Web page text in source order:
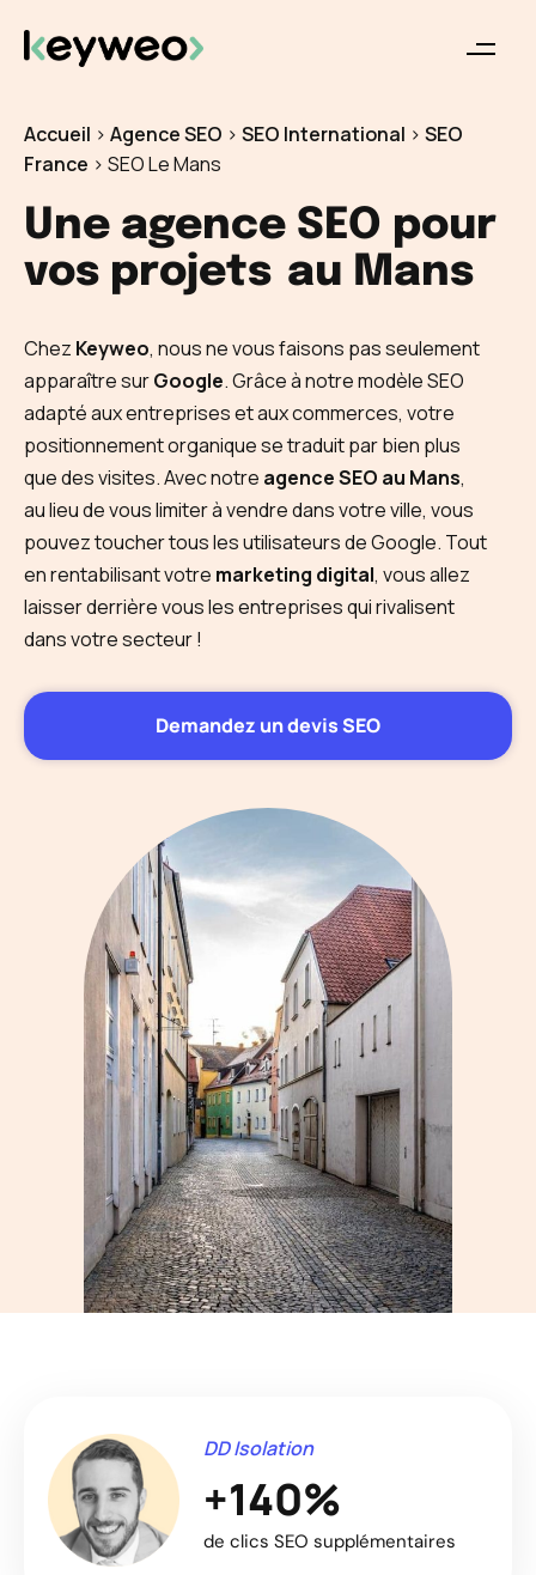
Accueil > Agence SEO > SEO International > SEO
France > SEO Le Mans
Une agence SEO pour
vos projets au Mans
Chez Keyweo, nous ne vous faisons pas seulement
apparaître surGoogle. Grâce à notre modèle SEO
adapté aux entreprises et aux commerces, votre
positionnement organique se traduit par bien plus
que des visites. Avec notre agence SEO au Mans,
au lieu de vous limiter à vendre dans votre ville, vous
pouvez toucher tous les utilisateurs de Google. Tout
en rentabilisant votre marketing digital, vous allez
laisser derrière vous les entreprises qui rivalisent
dans votre secteur !
Demandez un devis SEO
DD Isolation
+140%
de clics SEO supplémentaires